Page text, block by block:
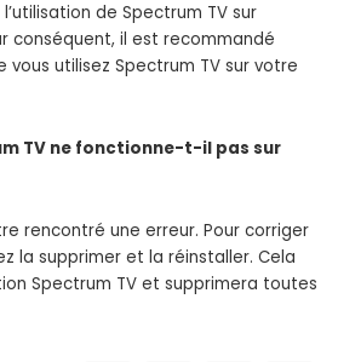
de Spectrum TV sur
conséquent, il est recommandé
vous utilisez Spectrum TV sur votre
TV ne fonctionne-t-il pas sur
rencontré une erreur. Pour corriger
la supprimer et la réinstaller. Cela
Spectrum TV et supprimera toutes